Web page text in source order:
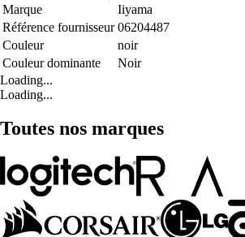
Marque
Iiyama
Référence fournisseur 06204487
Couleur
noir
Couleur dominante
Noir
Loading...
Loading...
Toutes nos marques